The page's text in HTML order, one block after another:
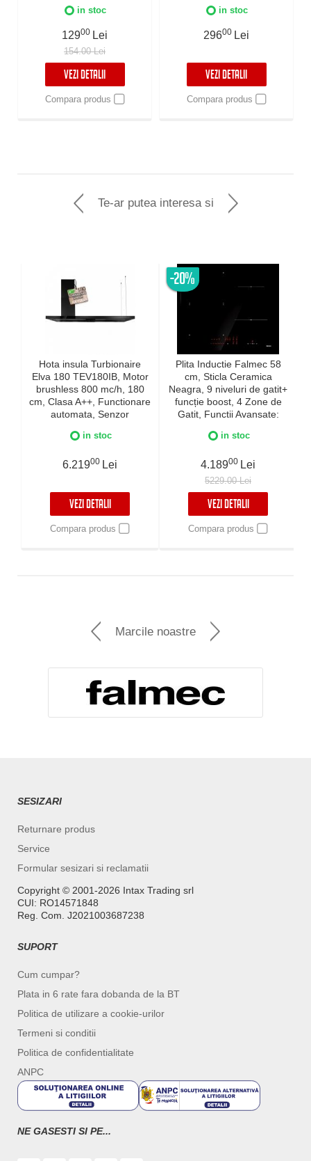
in stoc
12900 Lei
154.00 Lei
VEZI DETALII
Compara produs
in stoc
29600 Lei
VEZI DETALII
Compara produs
Te-ar putea interesa si
Hota insula Turbionaire
Elva 180 TEV180IB, Motor
brushless 800 mc/h, 180
cm, Clasa A++, Functionare
automata, Senzor
Functie curatare aer, LED-
Boost si Super Boost,
in stoc
6.21900 Lei
VEZI DETALII
Compara produs
-20%
Plita Inductie Falmec 58
cm, Sticla Ceramica
Neagra, 9 niveluri de gatit+
funcție boost, 4 Zone de
Gatit, Functii Avansate:
Hota Falmec, Bridge, Timer,
Tactil, Instalare pe Blat sau
Flush
in stoc
4.18900 Lei
5229.00 Lei
VEZI DETALII
Compara produs
Marcile noastre
SESIZARI
Returnare produs
Service
Formular sesizari si reclamatii
Copyright ©️ 2001-2026 Intax Trading srl
CUI: RO14571848
Reg. Com. J2021003687238
SUPORT
Cum cumpar?
Plata in 6 rate fara dobanda de la BT
Politica de utilizare a cookie-urilor
Termeni si conditii
Politica de confidentialitate
ANPC
NE GASESTI SI PE...